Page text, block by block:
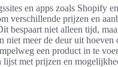
en apps zoals Shopify
verschillende prijzen en
bespaart niet alleen tijd,
niet meer de deur uit hoeven
een product in te
lijst met prijzen en